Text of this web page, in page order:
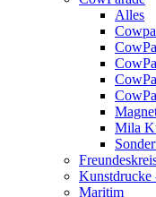
Alles
Mila
Kunstdrucke
Maritim